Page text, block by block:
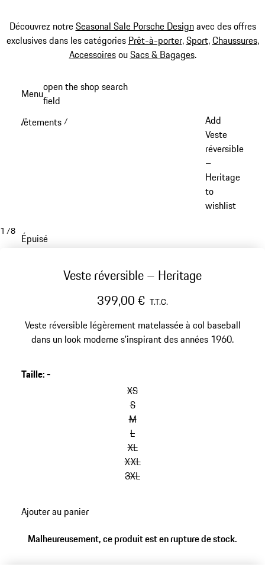
Découvrez notreSeasonal Sale Porsche Designavec des offres
exclusives dans les catégories Prêt-à-porter,Sport,Chaussures,
AccessoiresouSacs & Bagages.
principal
Menuopen the shop search
field
Vêtements /
Add
Veste
réversible
–
Heritage
to
wishlist
1 /8
Épuisé
Veste réversible – Heritage
399,00 € T.T.C.
Veste réversible légèrement matelassée à col baseball
dans un look moderne s'inspirant des années 1960.
Taille:-
XS
S
M
L
XL
XXL
3XL
aux
(Taille)
Ajouter au panier
Malheureusement, ce produit est en rupture de stock.